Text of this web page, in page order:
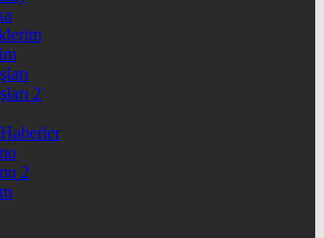
2
Haberler
2